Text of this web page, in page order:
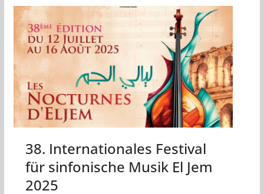
38. Internationales Festival
für sinfonische Musik El Jem
2025